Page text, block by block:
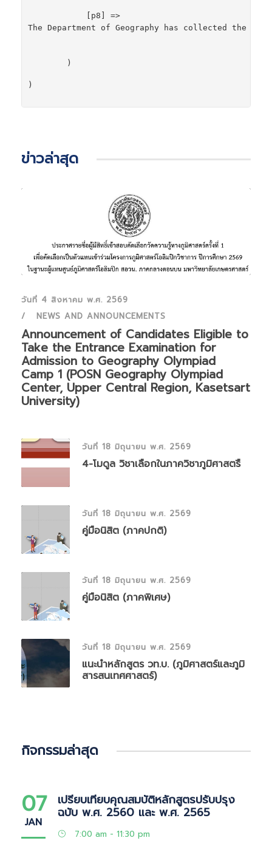
            [p8] =>
The Department of Geography has collected the
        )
)
ข่าวล่าสุด
วันที่ 4 สิงหาคม พ.ศ. 2569
NEWS AND ANNOUNCEMENTS
Announcement of Candidates Eligible to
Take the Entrance Examination for
Admission to Geography Olympiad
Camp 1 (POSN Geography Olympiad
Center, Upper Central Region, Kasetsart
University)
วันที่ 18 มิถุนายน พ.ศ. 2569
4-โมดูล วิชาเลือกในภาควิชาภูมิศาสตรื
วันที่ 18 มิถุนายน พ.ศ. 2569
คู่มือนิสิต (ภาคปกติ)
วันที่ 18 มิถุนายน พ.ศ. 2569
คู่มือนิสิต (ภาคพิเศษ)
วันที่ 18 มิถุนายน พ.ศ. 2569
แนะนำหลักสูตร วท.บ. (ภูมิศาสตร์และภูมิ
สารสนเทศศาสตร์)
กิจกรรมล่าสุด
07
JAN
เปรียบเทียบคุณสมบัติหลักสูตรปรับปรุง
ฉบับ พ.ศ. 2560 และ พ.ศ. 2565
7:00 am - 11:30 pm